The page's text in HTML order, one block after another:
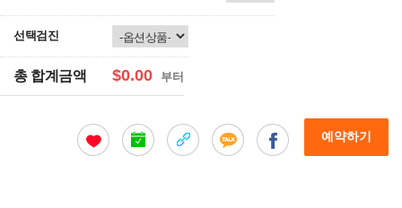
선택검진
총 합계금액 $0.00 부터
예약하기